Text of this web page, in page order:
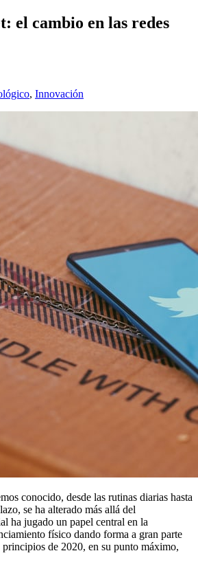
el cambio en las redes
, Innovación
conocido, desde las rutinas diarias hasta
se ha alterado más allá del
ha jugado un papel central en la
físico dando forma a gran parte
principios de 2020, en su punto máximo,